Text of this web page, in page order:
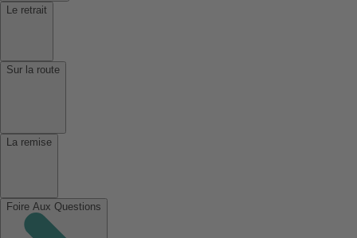
Le retrait
Sur la route
La remise
Foire Aux Questions